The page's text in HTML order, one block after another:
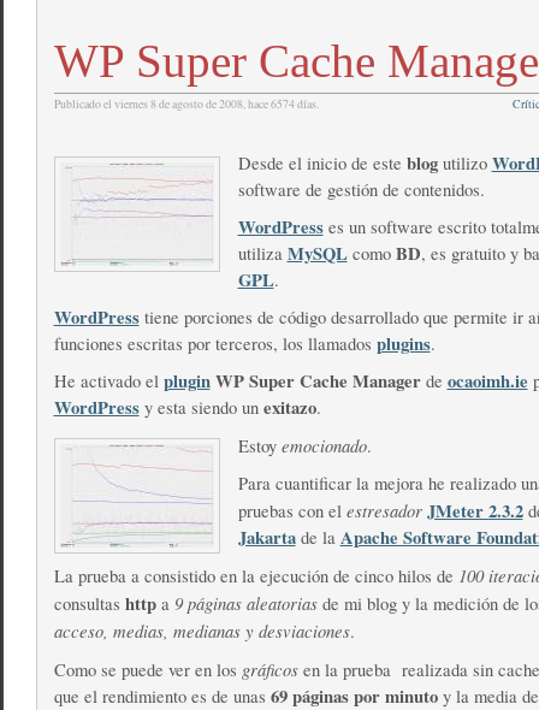
WP Super Cache
Publicado el viernes 8 de agosto de 2008, hace 6574 días.
Desde el inicio de este blog utilizo
software de gestión de contenidos.
WordPresses un software escrito
utiliza MySQLcomo BD, es gratuito y
GPL.
WordPresstiene porciones de código desarrollado que permite ir
funciones escritas por terceros, los llamados plugins.
He activado el plugin WP Super Cache Managerde ocaoimh.ie
WordPressy esta siendo un exitazo.
Estoy emocionado.
Para cuantificar la mejora he realizado
pruebas con el estresador JMeter 2.3.2
Jakartade la Apache Software
La prueba a consistido en la ejecución de cinco hilos de 100
consultas http a 9 páginas aleatoriasde mi blog y la medición de
acceso, medias, medianas y desviaciones.
Como se puede ver en los gráficos en la prueba realizada sin
que el rendimiento es de unas 69 páginas por minutoy la media